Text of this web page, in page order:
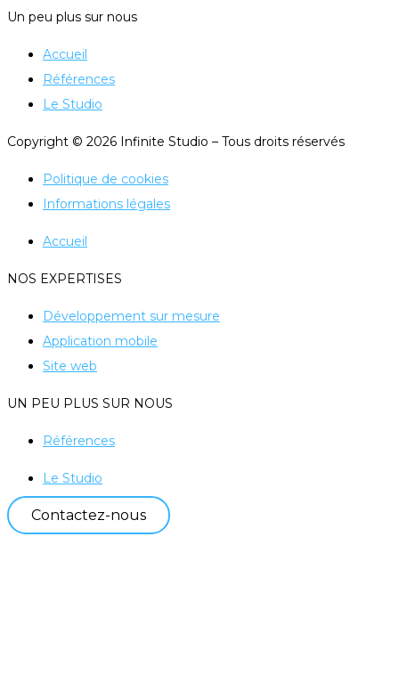
Un peu plus sur nous
Accueil
Références
Le Studio
Copyright © 2026 Infinite Studio – Tous droits réservés
Politique de cookies
Informations légales
Accueil
NOS EXPERTISES
Développement sur mesure
Application mobile
Site web
UN PEU PLUS SUR NOUS
Références
Le Studio
Contactez-nous